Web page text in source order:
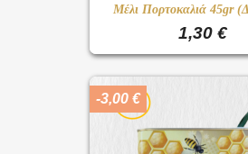
Μέλι Πορτοκαλιά 45gr
1,30 €
-3,00 €